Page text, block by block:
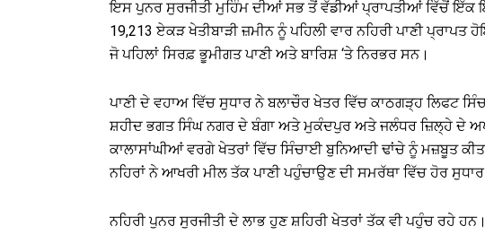
ਇਸ ਪੁਨਰ ਸੁਰਜੀਤੀ ਮੁਹਿੰਮ ਦੀਆਂ ਸਭ ਤੋਂ ਵੱਡੀਆਂ ਪ੍ਰਾਪਤੀਆਂ ਵਿੱਚੋਂ
19,213 ਏਕੜ ਖੇਤੀਬਾੜੀ ਜ਼ਮੀਨ ਨੂੰ ਪਹਿਲੀ ਵਾਰ ਨਹਿਰੀ ਪਾਣੀ
ਜੋ ਪਹਿਲਾਂ ਸਿਰਫ਼ ਭੂਮੀਗਤ ਪਾਣੀ ਅਤੇ ਬਾਰਿਸ਼ ‘ਤੇ ਨਿਰਭਰ ਸਨ।
ਪਾਣੀ ਦੇ ਵਹਾਅ ਵਿੱਚ ਸੁਧਾਰ ਨੇ ਬਲਾਚੌਰ ਖੇਤਰ ਵਿੱਚ ਕਾਠਗੜ੍ਹ ਲਿਫਟ
ਸ਼ਹੀਦ ਭਗਤ ਸਿੰਘ ਨਗਰ ਦੇ ਬੰਗਾ ਅਤੇ ਮੁਕੰਦਪੁਰ ਅਤੇ ਜਲੰਧਰ ਜ਼ਿਲ੍ਹੇ ਦੇ
ਕਾਲਾਸਾਂਘੀਆਂ ਵਰਗੇ ਖੇਤਰਾਂ ਵਿੱਚ ਸਿੰਚਾਈ ਬੁਨਿਆਦੀ ਢਾਂਚੇ ਨੂੰ ਮਜ਼ਬੂਤ
ਨਹਿਰਾਂ ਨੇ ਆਖਰੀ ਮੀਲ ਤੱਕ ਪਾਣੀ ਪਹੁੰਚਾਉਣ ਦੀ ਸਮਰੱਥਾ ਵਿੱਚ ਹੋਰ ਸੁਧਾਰ
ਨਹਿਰੀ ਪੁਨਰ ਸੁਰਜੀਤੀ ਦੇ ਲਾਭ ਹੁਣ ਸ਼ਹਿਰੀ ਖੇਤਰਾਂ ਤੱਕ ਵੀ ਪਹੁੰਚ ਰਹੇ